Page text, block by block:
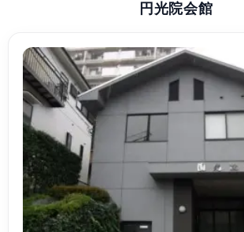
円光院会館